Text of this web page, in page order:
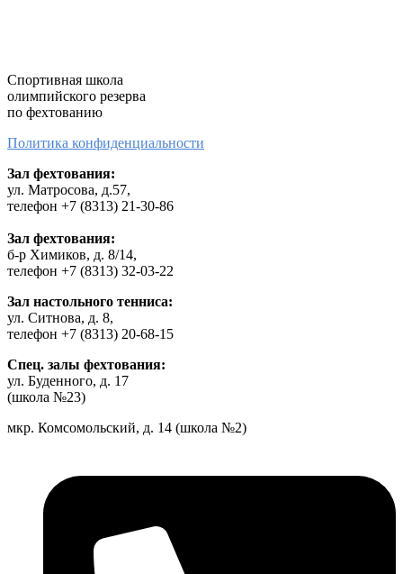
Cпортивная школа
олимпийского резерва
по фехтованию
Политика конфиденциальности
Зал фехтования:
ул. Матросова, д.57,
телефон +7 (8313) 21-30-86
Зал фехтования:
б-р Химиков, д. 8/14,
телефон +7 (8313) 32-03-22
Зал настольного тенниса:
ул. Ситнова, д. 8,
телефон +7 (8313) 20-68-15
Спец. залы фехтования:
ул. Буденного, д. 17
(школа №23)
мкр. Комсомольский, д. 14 (школа №2)